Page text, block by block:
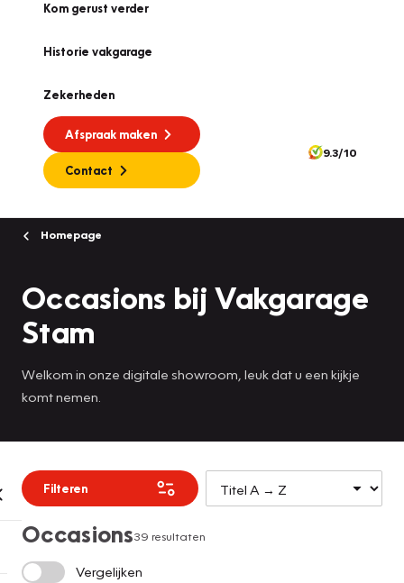
Kom gerust verder
Historie vakgarage
Zekerheden
Afspraak maken
Contact
9.3/10
Homepage
Occasions bij Vakgarage
Stam
Welkom in onze digitale showroom, leuk dat u een kijkje
komt nemen.
Filteren
Occasions39 resultaten
Vergelijken